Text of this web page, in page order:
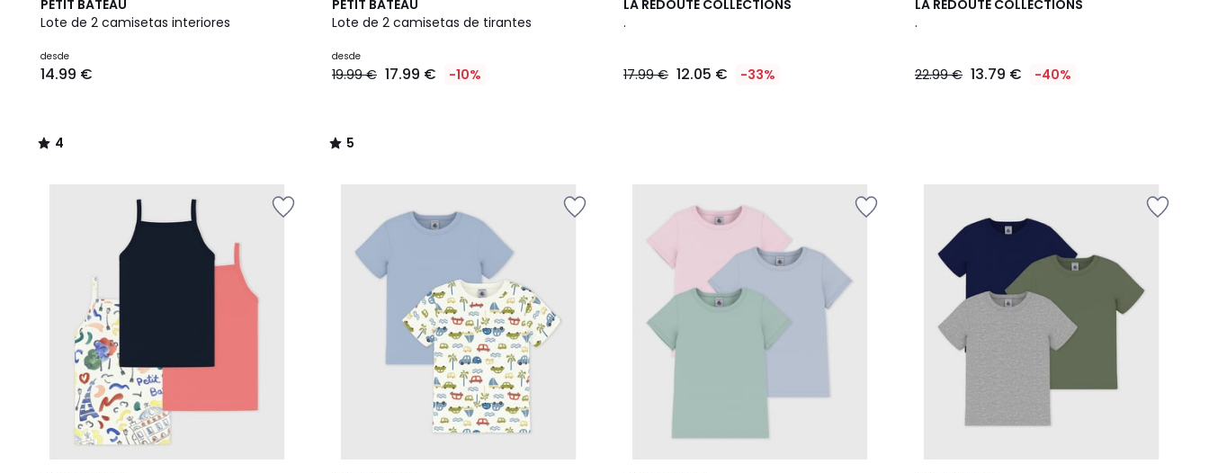
PETIT BATEAU
Lote de 2 camisetas interiores
desde
14.99 €
4
/
4
/
PETIT BATEAU
Lote de 2 camisetas de tirantes
desde
19.99 € 17.99 € -10%
5
/
5
/
LA REDOUTE COLLECTIONS
.
17.99 € 12.05 € -33%
LA REDOUTE COLLECTIONS
.
22.99 € 13.79 € -40%